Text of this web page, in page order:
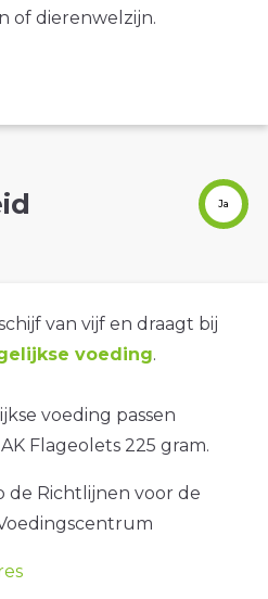
of dierenwelzijn.
Ja
van vijf en draagt bij
voeding.
voeding passen
Flageolets 225 gram.
de Richtlijnen voor de